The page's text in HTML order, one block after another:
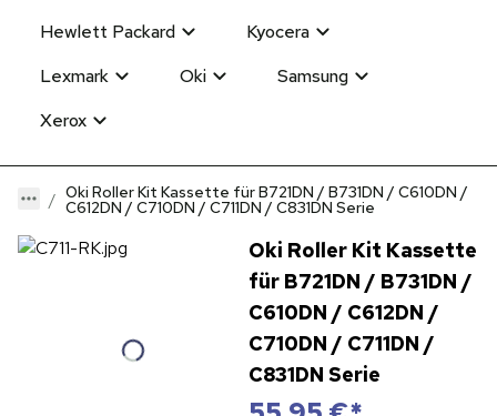
Hewlett Packard
Kyocera
Lexmark
Oki
Samsung
Xerox
Oki Roller Kit Kassette für B721DN / B731DN / C610DN /
C612DN / C710DN / C711DN / C831DN Serie
Oki Roller Kit Kassette
für B721DN / B731DN /
C610DN / C612DN /
C710DN / C711DN /
C831DN Serie